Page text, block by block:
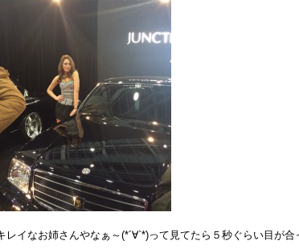
レイなお姉さんやなぁ～(*´∀`*)って見てたら５秒ぐらい目が合